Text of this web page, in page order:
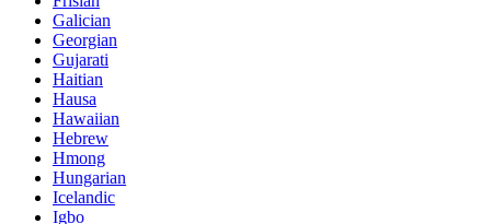
Galician
Georgian
Gujarati
Haitian
Hausa
Hawaiian
Hebrew
Hmong
Hungarian
Icelandic
Igbo